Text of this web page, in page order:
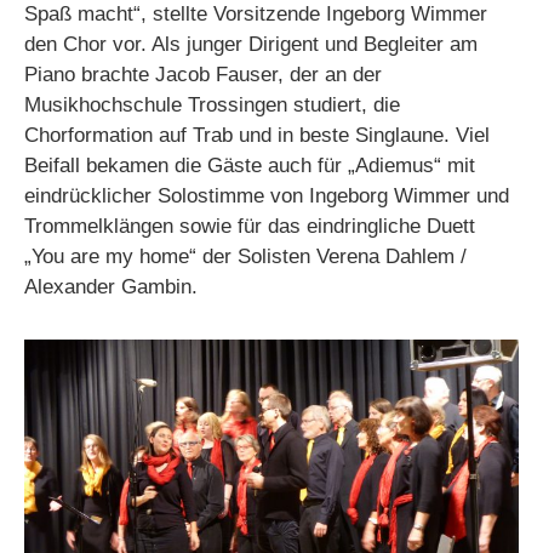
Spaß macht“, stellte Vorsitzende Ingeborg Wimmer
den Chor vor. Als junger Dirigent und Begleiter am
Piano brachte Jacob Fauser, der an der
Musikhochschule Trossingen studiert, die
Chorformation auf Trab und in beste Singlaune. Viel
Beifall bekamen die Gäste auch für „Adiemus“ mit
eindrücklicher Solostimme von Ingeborg Wimmer und
Trommelklängen sowie für das eindringliche Duett
„You are my home“ der Solisten Verena Dahlem /
Alexander Gambin.